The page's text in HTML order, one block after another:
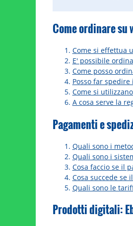
Come ordinare
Come si effettua
E' possibile
Come posso
Posso far
Come si
A cosa serve la
Pagamenti e
Quali sono i
Quali sono i
Cosa faccio se il
Cosa succede se
Quali sono le
Prodotti digitali: